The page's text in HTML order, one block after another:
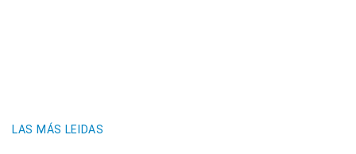
LAS MÁS LEIDAS